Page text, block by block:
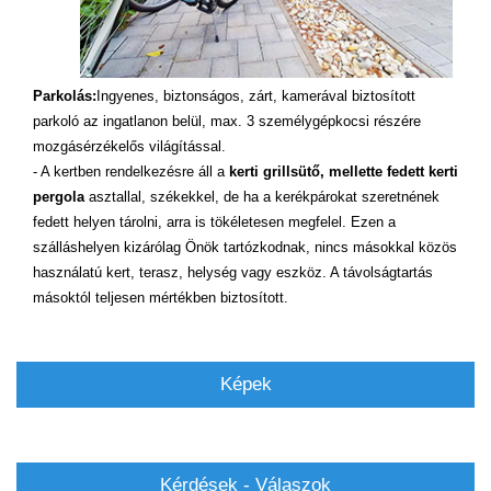
Parkolás: Ingyenes, biztonságos, zárt, kamerával biztosított
parkoló az ingatlanon belül, max. 3 személygépkocsi részére
mozgásérzékelős világítással.
- A kertben rendelkezésre áll a kerti grillsütő, mellette fedett kerti
pergolaasztallal, székekkel, de ha a kerékpárokat szeretnének
fedett helyen tárolni, arra is tökéletesen megfelel. Ezen a
szálláshelyen kizárólag Önök tartózkodnak, nincs másokkal közös
használatú kert, terasz, helység vagy eszköz. A távolságtartás
másoktól teljesen mértékben biztosított.
Képek
Kérdések - Válaszok